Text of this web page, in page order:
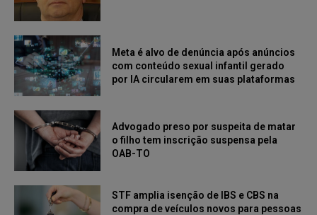
Meta é alvo de denúncia após anúncios
com conteúdo sexual infantil gerado
por IA circularem em suas plataformas
Advogado preso por suspeita de matar
o filho tem inscrição suspensa pela
OAB-TO
STF amplia isenção de IBS e CBS na
compra de veículos novos para pessoas